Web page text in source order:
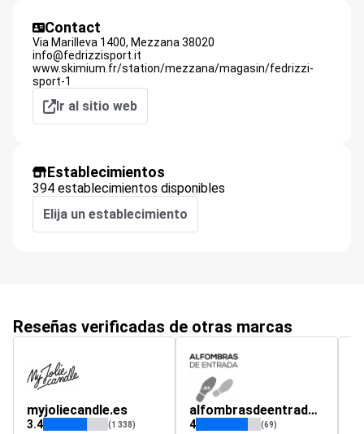
Contact
Via Marilleva 1400, Mezzana 38020
info@fedrizzisport.it
www.skimium.fr/station/mezzana/magasin/fedrizzi-
sport-1
Ir al sitio web
Establecimientos
394 establecimientos disponibles
Elija un establecimiento
Reseñas verificadas de otras marcas
myjoliecandle.es
3.4 (1 338)
alfombrasdeentrada.es
4 (69)